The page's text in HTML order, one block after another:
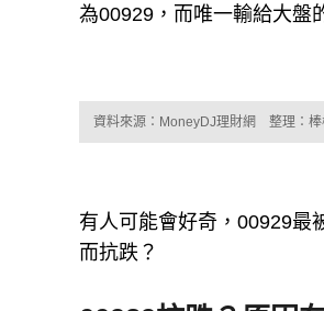
為00929，而唯一輸給大盤
資料來源：MoneyDJ理財網 整理：棒
有人可能會好奇，00929最
而抗跌？